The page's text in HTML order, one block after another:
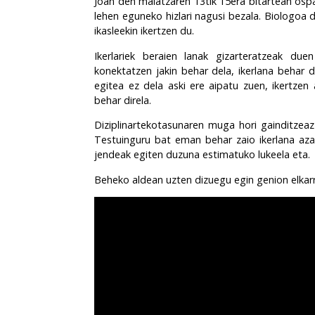
lehen eguneko hizlari nagusi bezala.
ikasleekin ikertzen du.
Ikerlariek beraien lanak gizarteratzeak
konektatzen jakin behar dela, ikerlana behar
egitea ez dela aski ere aipatu zuen,
behar direla.
Diziplinartekotasunaren muga hori
Testuinguru bat eman behar zaio ikerlana
jendeak egiten duzuna estimatuko lukeela eta.
Beheko aldean uzten dizuegu egin genion